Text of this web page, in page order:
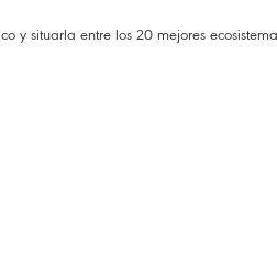
y situarla entre los 20 mejores